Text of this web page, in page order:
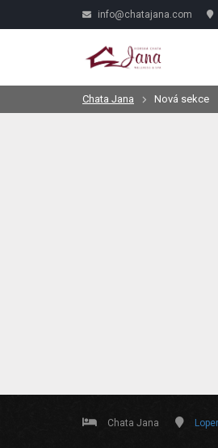
info@chatajana.com
Chata Jana Nová sekce
Chata Jana